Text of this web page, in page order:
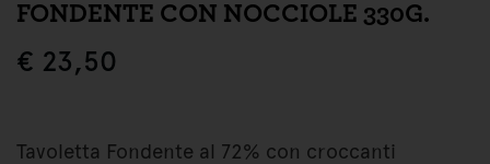
FONDENTE CON NOCCIOLE 330G.
€ 23,50
Tavoletta Fondente al 72% con croccanti